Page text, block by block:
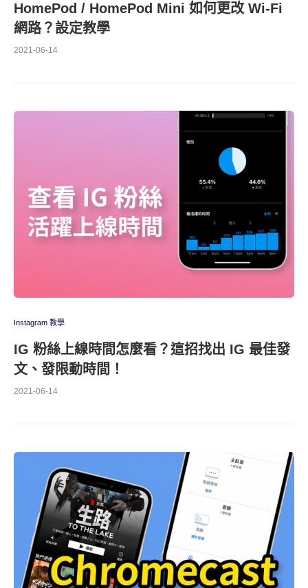
HomePod / HomePod Mini 如何更改 Wi-Fi
網路？設定教學
2021-06-14
Instagram 教學
IG 粉絲上線時間怎麼看？這招找出 IG 最佳發
文、發限動時間！
2021-06-14